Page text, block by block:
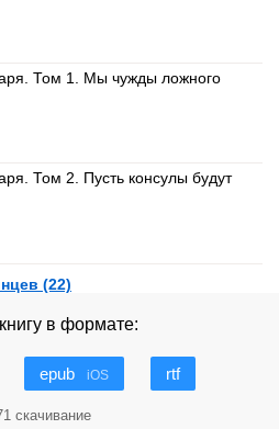
Том 1. Мы чужды ложного
Том 2. Пусть консулы будут
(22)
в формате:
epub iOS rtf
скачивание